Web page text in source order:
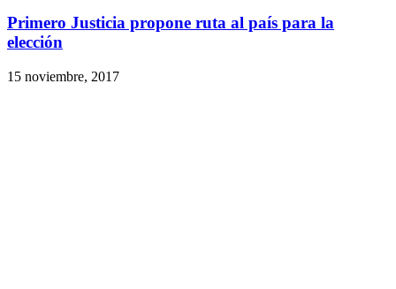
Primero Justicia propone ruta al país para la
elección
15 noviembre, 2017